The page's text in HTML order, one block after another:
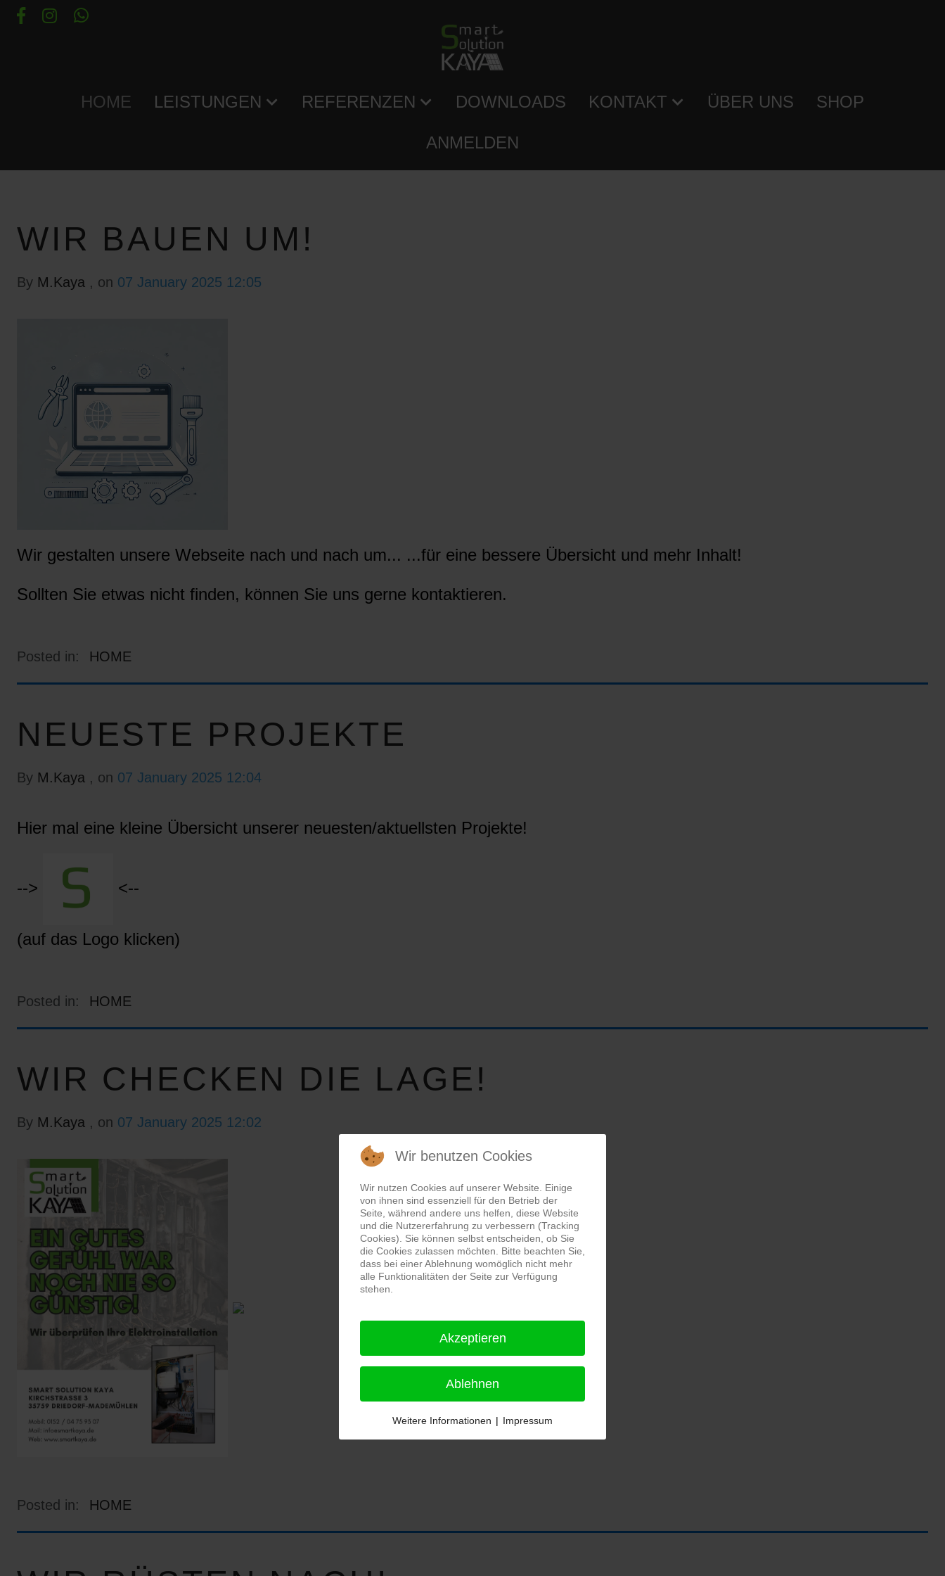
HOME LEISTUNGEN REFERENZEN DOWNLOADS KONTAKT ÜBER UNS SHOP
ANMELDEN
WIR BAUEN UM!
By M.Kaya , on 07 January 2025 12:05
Wir gestalten unsere Webseite nach und nach um... ...für eine bessere Übersicht und mehr Inhalt!
Sollten Sie etwas nicht finden, können Sie uns gerne kontaktieren.
Posted in: HOME
NEUESTE PROJEKTE
By M.Kaya , on 07 January 2025 12:04
Hier mal eine kleine Übersicht unserer neuesten/aktuellsten Projekte!
--> <--
(auf das Logo klicken)
Posted in: HOME
WIR CHECKEN DIE LAGE!
By M.Kaya , on 07 January 2025 12:02
Posted in: HOME
Wir benutzen Cookies
Wir nutzen Cookies auf unserer Website. Einige
von ihnen sind essenziell für den Betrieb der
Seite, während andere uns helfen, diese Website
und die Nutzererfahrung zu verbessern (Tracking
Cookies). Sie können selbst entscheiden, ob Sie
die Cookies zulassen möchten. Bitte beachten Sie,
dass bei einer Ablehnung womöglich nicht mehr
alle Funktionalitäten der Seite zur Verfügung
stehen.
Akzeptieren
Ablehnen
Weitere Informationen | Impressum